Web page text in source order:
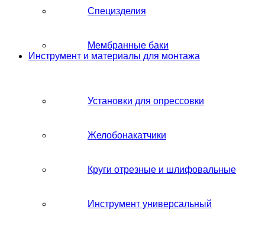
Специзделия
Мембранные баки
Инструмент и материалы для монтажа
Установки для опрессовки
Желобонакатчики
Круги отрезные и шлифовальные
Инструмент универсальный